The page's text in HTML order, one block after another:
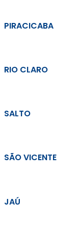
PIRACICABA
RIO CLARO
SALTO
SÃO VICENTE
JAÚ